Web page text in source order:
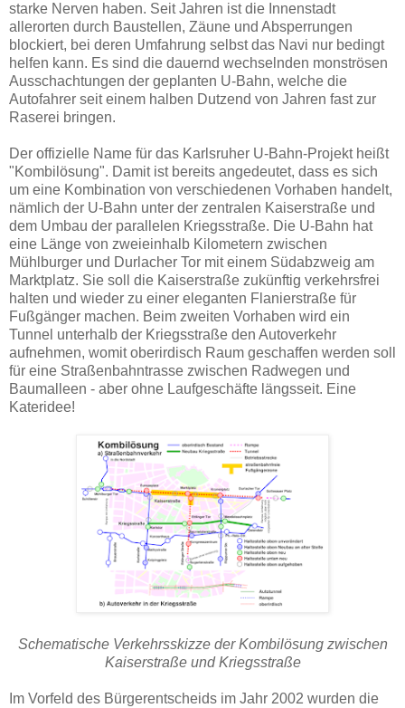
starke Nerven haben. Seit Jahren ist die Innenstadt
allerorten durch Baustellen, Zäune und Absperrungen
blockiert, bei deren Umfahrung selbst das Navi nur bedingt
helfen kann. Es sind die dauernd wechselnden monströsen
Ausschachtungen der geplanten U-Bahn, welche die
Autofahrer seit einem halben Dutzend von Jahren fast zur
Raserei bringen.
Der offizielle Name für das Karlsruher U-Bahn-Projekt heißt
"Kombilösung". Damit ist bereits angedeutet, dass es sich
um eine Kombination von verschiedenen Vorhaben handelt,
nämlich der U-Bahn unter der zentralen Kaiserstraße und
dem Umbau der parallelen Kriegsstraße. Die U-Bahn hat
eine Länge von zweieinhalb Kilometern zwischen
Mühlburger und Durlacher Tor mit einem Südabzweig am
Marktplatz. Sie soll die Kaiserstraße zukünftig verkehrsfrei
halten und wieder zu einer eleganten Flanierstraße für
Fußgänger machen. Beim zweiten Vorhaben wird ein
Tunnel unterhalb der Kriegsstraße den Autoverkehr
aufnehmen, womit oberirdisch Raum geschaffen werden soll
für eine Straßenbahntrasse zwischen Radwegen und
Baumalleen - aber ohne Laufgeschäfte längsseit. Eine
Kateridee!
Schematische Verkehrsskizze der Kombilösung zwischen
Kaiserstraße und Kriegsstraße
Im Vorfeld des Bürgerentscheids im Jahr 2002 wurden die